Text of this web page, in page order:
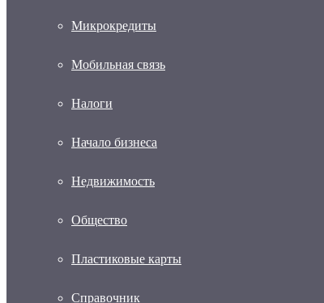
Микрокредиты
Мобильная связь
Налоги
Начало бизнеса
Недвижимость
Общество
Пластиковые карты
Справочник